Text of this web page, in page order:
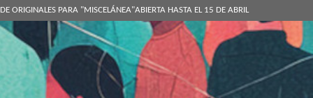
ORIGINALES PARA "MISCELÁNEA"ABIERTA HASTA EL 15 DE ABRIL